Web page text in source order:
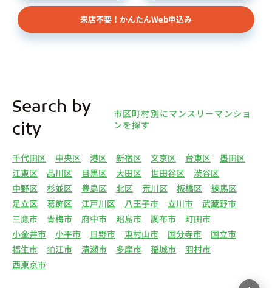
依頼者、 公開情報などから取得した不動産所有者
様（以下総称して「オーナー様」といいます）の個
人情報を取得します。取得する個人情報は、上記
下記（1）～（13）における利用目的のために利用
し、また、利用目的を達成するために必要な範囲で
リー物件の紹介、利用契約に関する連絡、利用契約
の締結、履行。（2）弊社の他のマンスリー物件お
よびサービスの紹介ならびにお客様・オーナー様に
とって有用と思われる弊社提携先の商品・サービス
等を紹介するためのダイレクトメール、住環境向上
のためのアンケート等の発送（3）賃貸事業におけ
る情報・サービスを提供するための郵便物、電話、
電子メールまたは訪問等による営業活動（4）不動
産物件の紹介・賃貸借契約・サブリース契約等の締
来店不要！かんたんWeb申込み
Search by
city
市区町村別にマンスリーマンショ
ンを探す
千代田区 中央区 港区 新宿区 文京区 台東区
墨田区
江東区
品川区 目黒区 大田区 世田谷区
渋谷区
中野区
杉並区 豊島区 北区 荒川区 板橋区
練馬区
足立区
葛飾区 江戸川区 八王子市 立川市
武蔵野市
三鷹市
青梅市 府中市 昭島市 調布市
町田市
小金井市
小平市 日野市 東村山市 国分寺市
国立市
福生市
狛江市 清瀬市 多摩市 稲城市
羽村市
西東京市